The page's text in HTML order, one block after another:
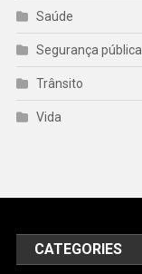
Saúde
Segurança pública
Trânsito
Vida
CATEGORIES